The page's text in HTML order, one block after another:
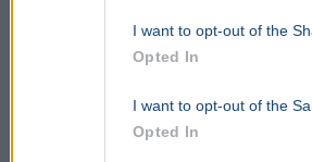
I want to opt-out of the
Opted In
I want to opt-out of the
Opted In